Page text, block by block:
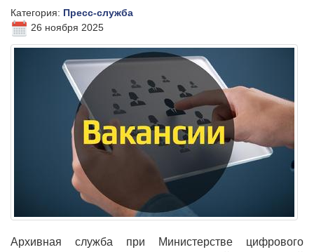
Категория: Пресс-служба
26 ноября 2025
Архивная служба при Министерстве цифрового